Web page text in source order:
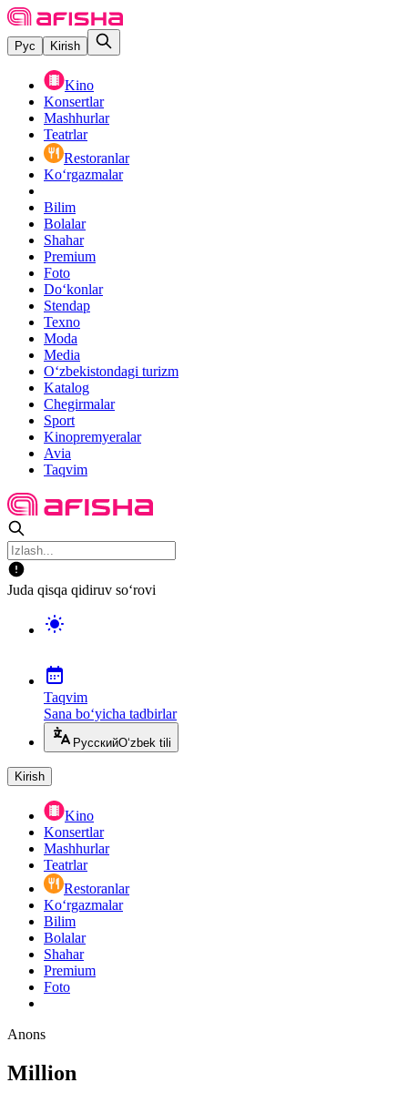
Рус Kirish
Kino
Konsertlar
Mashhurlar
Teatrlar
Restoranlar
Ko‘rgazmalar
Bilim
Bolalar
Shahar
Premium
Foto
Do‘konlar
Stendap
Texno
Moda
Media
O‘zbekistondagi turizm
Katalog
Chegirmalar
Sport
Kinopremyeralar
Avia
Taqvim
Juda qisqa qidiruv so‘rovi
Taqvim
Sana bo‘yicha tadbirlar
РусскийO‘zbek tili
Kirish
Kino
Konsertlar
Mashhurlar
Teatrlar
Restoranlar
Ko‘rgazmalar
Bilim
Bolalar
Shahar
Premium
Foto
Anons
Million